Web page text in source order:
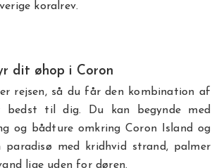
koralrev.
dit øhop i Coron
rejsen, så du får den kombination af
bedst til dig. Du kan begynde med
og bådture omkring Coron Island og
med kridhvid strand, palmer
lige uden for døren.